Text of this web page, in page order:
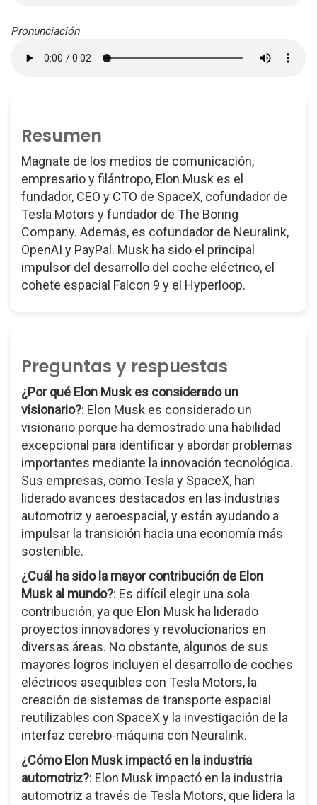
Pronunciación
Resumen
Magnate de los medios de comunicación,
empresario y filántropo, Elon Musk es el
fundador, CEO y CTO de SpaceX, cofundador de
Tesla Motors y fundador de The Boring
Company. Además, es cofundador de Neuralink,
OpenAI y PayPal. Musk ha sido el principal
impulsor del desarrollo del coche eléctrico, el
cohete espacial Falcon 9 y el Hyperloop.
Preguntas y respuestas
¿Por qué Elon Musk es considerado un
visionario?: Elon Musk es considerado un
visionario porque ha demostrado una habilidad
excepcional para identificar y abordar problemas
importantes mediante la innovación tecnológica.
Sus empresas, como Tesla y SpaceX, han
liderado avances destacados en las industrias
automotriz y aeroespacial, y están ayudando a
impulsar la transición hacia una economía más
sostenible.
¿Cuál ha sido la mayor contribución de Elon
Musk al mundo?: Es difícil elegir una sola
contribución, ya que Elon Musk ha liderado
proyectos innovadores y revolucionarios en
diversas áreas. No obstante, algunos de sus
mayores logros incluyen el desarrollo de coches
eléctricos asequibles con Tesla Motors, la
creación de sistemas de transporte espacial
reutilizables con SpaceX y la investigación de la
interfaz cerebro-máquina con Neuralink.
¿Cómo Elon Musk impactó en la industria
automotriz?: Elon Musk impactó en la industria
automotriz a través de Tesla Motors, que lidera la